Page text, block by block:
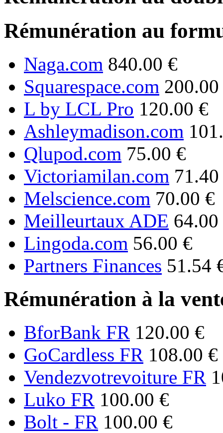
Rémunération au
Naga.com 840.00 €
Squarespace.com
L by LCL Pro 120.00 €
Ashleymadison.com
Qlupod.com 75.00 €
Victoriamilan.com
Melscience.com 70.00 €
Meilleurtaux ADE 64.00
Lingoda.com 56.00 €
Partners Finances 51.54
Rémunération à la
BforBank FR 120.00 €
GoCardless FR 108.00 €
Vendezvotrevoiture FR
Luko FR 100.00 €
Bolt - FR 100.00 €